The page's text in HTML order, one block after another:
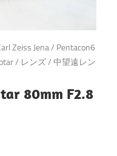
Zeiss Jena/ Pentacon6
/ レンズ/中望遠レン
80mm F2.8